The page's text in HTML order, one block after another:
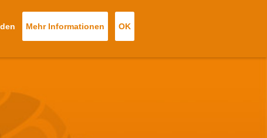
Mehr Informationen OK
Tickets Neues Ticket